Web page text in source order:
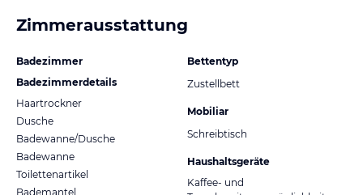
Zimmerausstattung
Badezimmer
Badezimmerdetails
Haartrockner
Dusche
Badewanne/Dusche
Badewanne
Toilettenartikel
Bademantel
Bettentyp
Zustellbett
Mobiliar
Schreibtisch
Haushaltsgeräte
Kaffee- und